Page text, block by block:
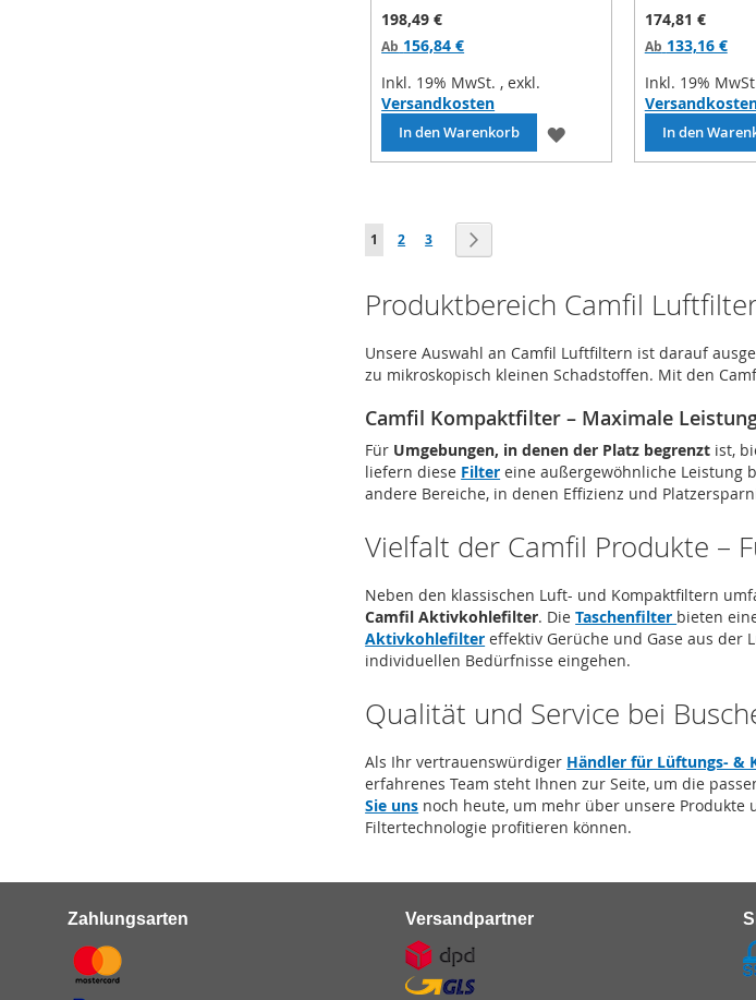
198,49 €
Ab 156,84 €
Inkl. 19% MwSt. , exkl.
Versandkosten
In den Warenkorb
ZUR
174,81 €
Ab 133,16 €
Inkl. 19%
In den
Seite
Sie lesen gerade die Seite
1 Seite
2 Seite
3
Produktbereich Camfil
Unsere Auswahl an Camfil Luftfiltern ist darauf
zu mikroskopisch kleinen Schadstoffen. Mit den
Camfil Kompaktfilter – Maximale
Für Umgebungen, in denen der Platz begrenzt ist,
liefern diese Filter eine außergewöhnliche Leistung
andere Bereiche, in denen Effizienz und
Vielfalt der Camfil Produkte –
Neben den klassischen Luft- und Kompaktfiltern
Camfil Aktivkohlefilter. DieTaschenfilter bieten
Aktivkohlefilter effektiv Gerüche und Gase aus
individuellen Bedürfnisse eingehen.
Qualität und Service bei
Als Ihr vertrauenswürdiger Händler für Lüftungs- &
erfahrenes Team steht Ihnen zur Seite, um die
Sie uns noch heute, um mehr über unsere
Filtertechnologie profitieren können.
Zahlungsarten Versandpartner